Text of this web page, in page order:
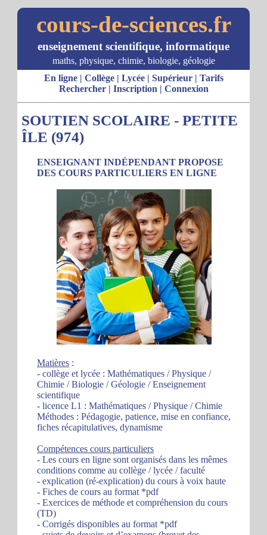
cours-de-sciences.fr
enseignement scientifique, informatique
maths, physique, chimie, biologie, géologie
En ligne| Collège| Lycée| Supérieur| Tarifs
Rechercher| Inscription | Connexion
SOUTIEN SCOLAIRE - PETITE
ÎLE (974)
ENSEIGNANT INDÉPENDANT PROPOSE
DES COURS PARTICULIERS EN LIGNE
Matières :
- collège et lycée : Mathématiques / Physique /
Chimie / Biologie / Géologie / Enseignement
scientifique
- licence L1 : Mathématiques / Physique / Chimie
Méthodes : Pédagogie, patience, mise en confiance,
fiches récapitulatives, dynamisme
Compétences cours particuliers
- Les cours en ligne sont organisés dans les mêmes
conditions comme au collège / lycée / faculté
- explication (ré-explication) du cours à voix haute
- Fiches de cours au format *pdf
- Exercices de méthode et compréhension du cours
(TD)
- Corrigés disponibles au format *pdf